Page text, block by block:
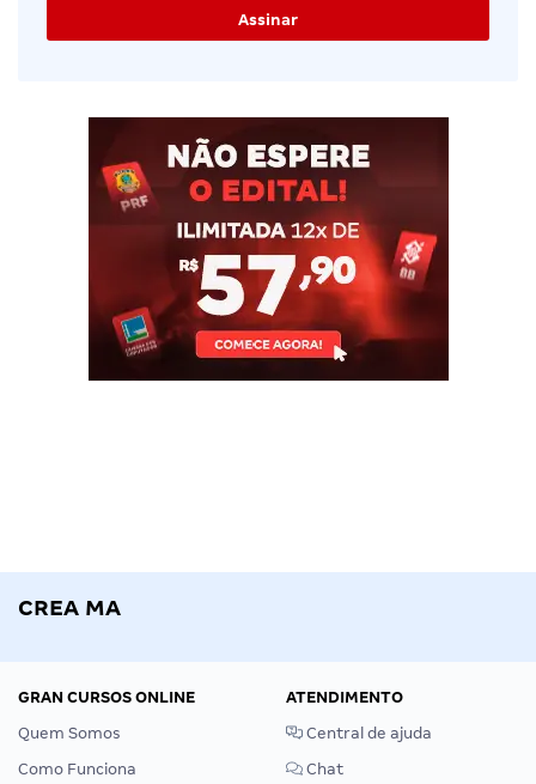
CREA MA
GRAN CURSOS ONLINE
Quem Somos
Como Funciona
ATENDIMENTO
Central de ajuda
Chat